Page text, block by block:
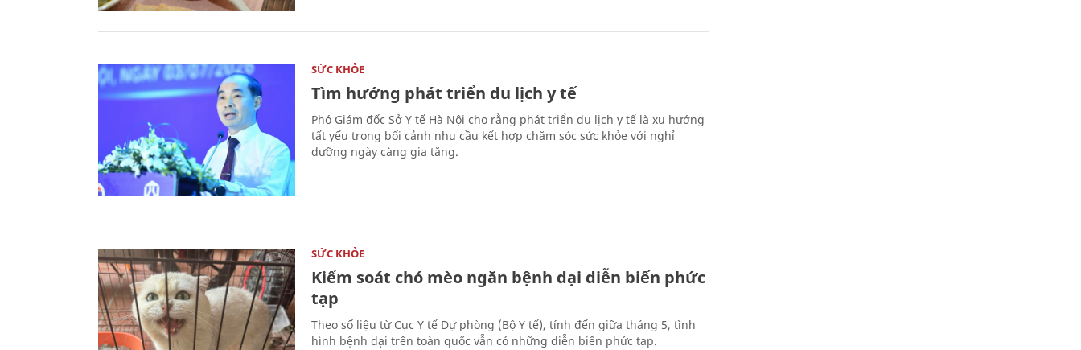
SỨC KHỎE
Tìm hướng phát triển du lịch y tế
Phó Giám đốc Sở Y tế Hà Nội cho rằng phát triển du lịch y tế là xu hướng
tất yếu trong bối cảnh nhu cầu kết hợp chăm sóc sức khỏe với nghỉ
dưỡng ngày càng gia tăng.
SỨC KHỎE
Kiểm soát chó mèo ngăn bệnh dại diễn biến phức
tạp
Theo số liệu từ Cục Y tế Dự phòng (Bộ Y tế), tính đến giữa tháng 5, tình
hình bệnh dại trên toàn quốc vẫn có những diễn biến phức tạp.